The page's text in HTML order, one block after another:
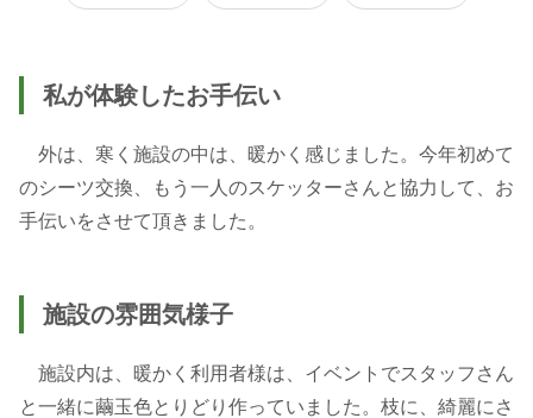
私が体験したお手伝い
外は、寒く施設の中は、暖かく感じました。今年初めて
のシーツ交換、もう一人のスケッターさんと協力して、お
手伝いをさせて頂きました。
施設の雰囲気様子
施設内は、暖かく利用者様は、イベントでスタッフさん
と一緒に繭玉色とりどり作っていました。枝に、綺麗にさ